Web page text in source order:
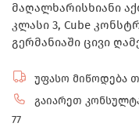
მაღალხარისხიანი
კლასი 3, Cube
გერმანიაში ცივი
უფასო მიწოდება
გაიარეთ
77